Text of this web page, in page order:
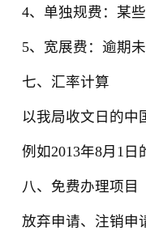
4、单独规费：某些
5、宽展费：逾期未
七、汇率计算
以我局收文日的中国
例如2013年8月1日的
八、免费办理项目
放弃申请、注销申请